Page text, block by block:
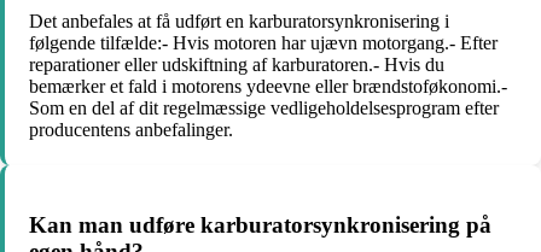
Det anbefales at få udført en karburatorsynkronisering i
følgende tilfælde:- Hvis motoren har ujævn motorgang.- Efter
reparationer eller udskiftning af karburatoren.- Hvis du
bemærker et fald i motorens ydeevne eller brændstoføkonomi.-
Som en del af dit regelmæssige vedligeholdelsesprogram efter
producentens anbefalinger.
Kan man udføre karburatorsynkronisering på